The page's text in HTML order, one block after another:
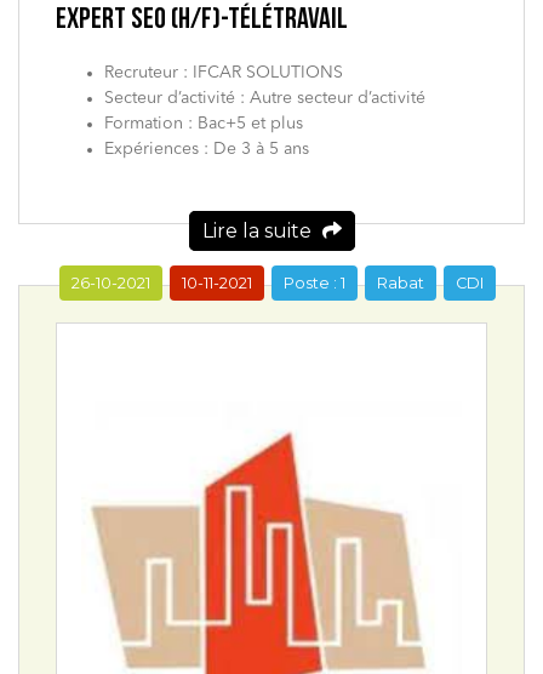
EXPERT SEO (H/F)-TÉLÉTRAVAIL
Recruteur : IFCAR SOLUTIONS
Secteur d’activité : Autre secteur d’activité
Formation : Bac+5 et plus
Expériences : De 3 à 5 ans
Lire la suite
CDI
Rabat
Poste : 1
10-11-2021
26-10-2021